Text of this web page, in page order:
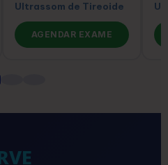
Ultrassom de Tireoide
AGENDAR EXAME